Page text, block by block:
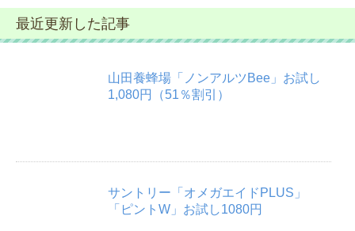
ゴ
リ
ー
最近更新した記事
山田養蜂場「ノンアルツBee」お試し
1,080円（51％割引）
サントリー「オメガエイドPLUS」
「ピントW」お試し1080円